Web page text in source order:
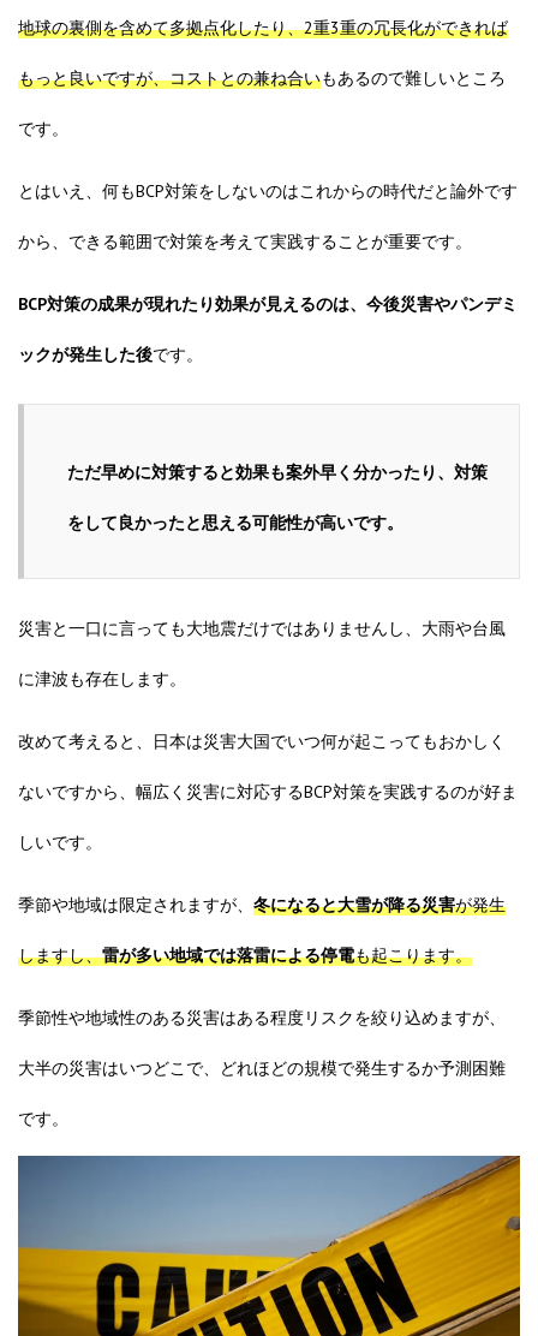
地球の裏側を含めて多拠点化したり、2重3重の冗長化ができれば
もっと良いですが、コストとの兼ね合いもあるので難しいところ
です。
とはいえ、何もBCP対策をしないのはこれからの時代だと論外です
から、できる範囲で対策を考えて実践することが重要です。
BCP対策の成果が現れたり効果が見えるのは、今後災害やパンデミ
ックが発生した後です。
ただ早めに対策すると効果も案外早く分かったり、対策
をして良かったと思える可能性が高いです。
災害と一口に言っても大地震だけではありませんし、大雨や台風
に津波も存在します。
改めて考えると、日本は災害大国でいつ何が起こってもおかしく
ないですから、幅広く災害に対応するBCP対策を実践するのが好ま
しいです。
季節や地域は限定されますが、 冬になると大雪が降る災害が発生
しますし、雷が多い地域では落雷による停電も起こります。
季節性や地域性のある災害はある程度リスクを絞り込めますが、
大半の災害はいつどこで、どれほどの規模で発生するか予測困難
です。